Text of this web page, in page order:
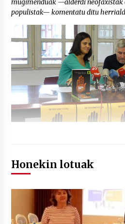
mugimenduak —alderdi neofaxistak
populistak— komentatu ditu
Honekin lotuak